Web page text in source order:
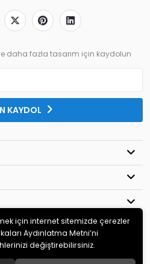
daha fazla tasarım için kaydolun
KAYDOL
. Tüm hakları saklıdır.
için internet sitemizde çerezler
Aydınlatma Metni’ni
değiştirebilirsiniz.